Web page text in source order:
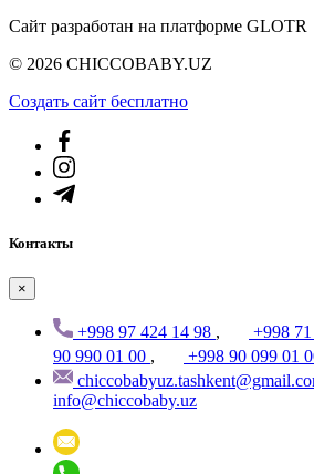
Сайт разработан на платформе GLOTR
© 2026 CHICCOBABY.UZ
Создать cайт бесплатно
Контакты
×
+998 97 424 14 98 , +998
90 990 01 00 ,
+998 90 099 01
info@chiccobaby.uz